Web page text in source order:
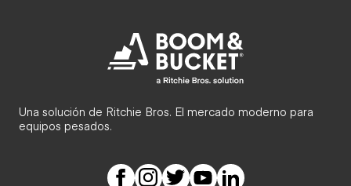
Una solución de Ritchie Bros. El mercado moderno para
equipos pesados.